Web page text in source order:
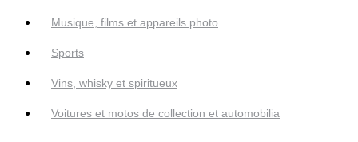
Musique, films et appareils photo
Sports
Vins, whisky et spiritueux
Voitures et motos de collection et automobilia